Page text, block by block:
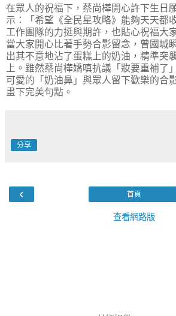
在眾人的祝福下，蔡尚樺開心許下生日
示：「希望《全民星攻略》能夠天天都
工作團隊的力挺與期許，也貼心祝福大
當大家開心比著手勢合影留念，曾國城
出其不意地沾了蛋糕上的奶油，精準突
上。雖然蔡尚樺嬌嗔抗議「妝要重補了
可愛的「奶油鼻」與眾人留下歡樂的合
畫下完美句點。
分享
‹ 首頁
查看網路版